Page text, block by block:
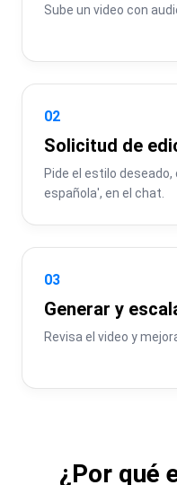
Sube un video con
02
Solicitud de
Pide el estilo
española', en el chat.
03
Generar y
Revisa el video y
¿Por qué